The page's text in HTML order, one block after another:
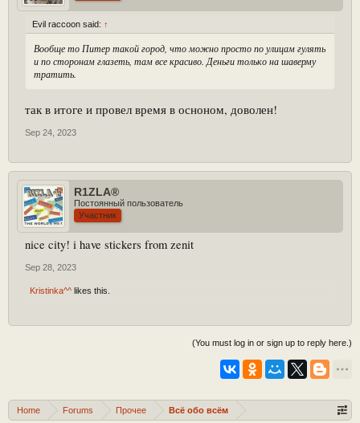
Evil raccoon said: ↑
Вообще то Питер такой город, что можно просто по улицам гулять
и по сторонам глазеть, там все красиво. Деньги только на шаверму
тратить.
так в итоге и провел время в осноном, доволен!
Sep 24, 2023
R1ZLA®
Постоянный пользователь
Участник
nice city! i have stickers from zenit
Sep 28, 2023
Kristinka^^ likes this.
(You must log in or sign up to reply here.)
Home Forums Прочее Всё обо всём